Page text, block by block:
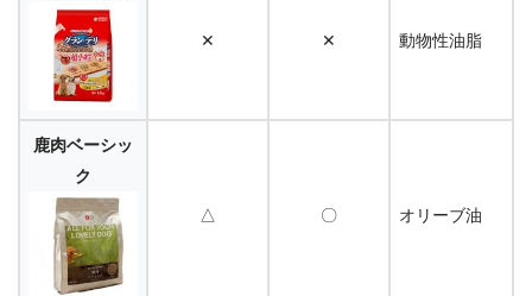
✕ ✕ 動物性油脂
鹿肉ベーシッ
ク
△ 〇 オリーブ油